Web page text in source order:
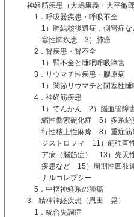
神経筋疾患（大嶋康義・大平徹郎
1．呼吸器疾患・呼吸不全
1）肺結核後遺症，側彎症な
塞性肺疾患 3）肺癌
2．腎疾患・腎不全
1）腎不全と睡眠呼吸障害
3．リウマチ性疾患・膠原病
1）関節リウマチと閉塞性睡
4．神経筋疾患
1）てんかん 2）脳血管障害
縮性側索硬化症 5）多系
行性核上性麻痺 8）重症
ジストロフィ 11）筋強直
ア病（脳筋症） 13）先天
疾患など 15）周期性四肢
ナルコレプシー
5．中枢神経系の腫瘍
3 精神神経疾患（恩田 晃）
1．統合失調症